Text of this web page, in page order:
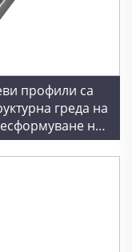
профили са
греда на
на